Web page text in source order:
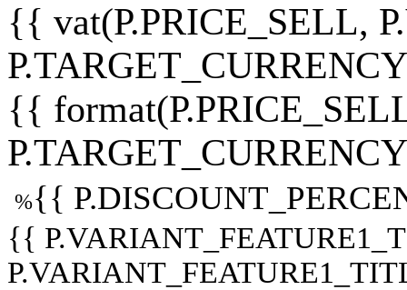
{{ vat(P.PRICE_SELL,
{{
%{{
{{